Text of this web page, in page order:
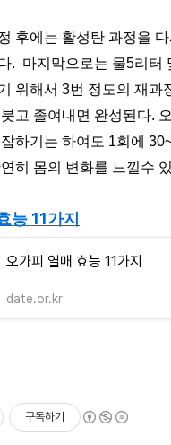
후에는 활성탄 과정을
. 마지막으로는 물5리터
위해서 3번 정도의 재과
고 졸여내면 완성된다.
하기는 하여도 1회에
히 몸의 변화를 느낄수
능 11가지
오가피 열매 효능 11가지
date.or.kr
구독하기